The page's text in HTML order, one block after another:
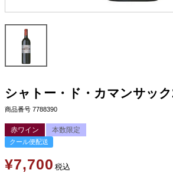
シャトー・ド・カマンサック
商品番号 7788390
赤ワイン 本数限定
クール便配送
¥7,700 税込